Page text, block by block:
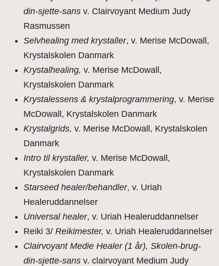
din-sjette-sans v. Clairvoyant Medium Judy
Rasmussen
Selvhealing med krystaller, v. Merise McDowall,
Krystalskolen Danmark
Krystalhealing, v. Merise McDowall,
Krystalskolen Danmark
Krystalessens & krystalprogrammering, v. Merise
McDowall, Krystalskolen Danmark
Krystalgrids, v. Merise McDowall, Krystalskolen
Danmark
Intro til krystaller, v. Merise McDowall,
Krystalskolen Danmark
Starseed healer/behandler, v. Uriah
Healeruddannelser
Universal healer, v. Uriah Healeruddannelser
Reiki 3/ Reikimester, v. Uriah Healeruddannelser
Clairvoyant Medie Healer (1 år), Skolen-brug-
din-sjette-sans v. clairvoyant Medium Judy